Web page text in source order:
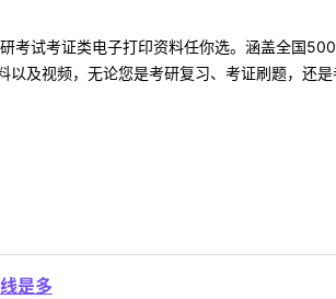
考试考证类电子打印资料任你选。涵盖全国
以及视频，无论您是考研复习、考证刷题，还
是多